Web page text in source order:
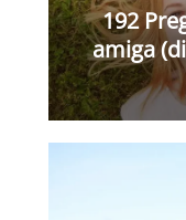
192
amiga